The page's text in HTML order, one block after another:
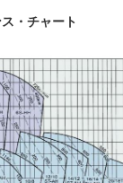
ンプ
プ
・チャート